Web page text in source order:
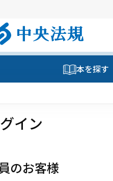
本を探す
イン
のお客様